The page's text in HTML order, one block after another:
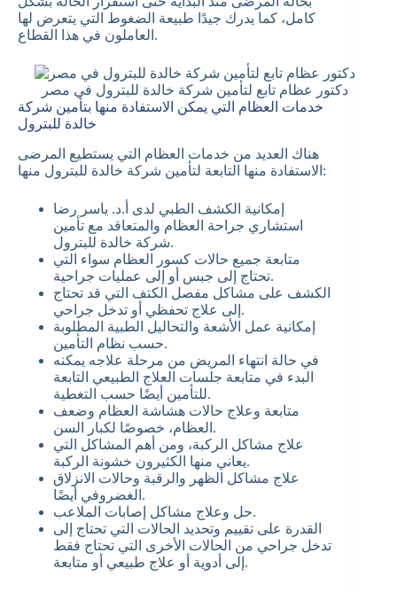
كامل، كما يدرك جيدًا طبيعة الضغوط التي يتعرض لها
العاملون في هذا القطاع.
دكتور عظام تابع لتأمين شركة خالدة للبترول في مصر
خدمات العظام التي يمكن الاستفادة منها بتأمين شركة
خالدة للبترول
هناك العديد من خدمات العظام التي يستطيع المرضى
الاستفادة منها التابعة لتأمين شركة خالدة للبترول منها:
إمكانية الكشف الطبي لدى أ.د. ياسر رضا
استشاري جراحة العظام والمتعاقد مع تأمين
شركة خالدة للبترول.
متابعة جميع حالات كسور العظام سواء التي
تحتاج إلى جبس أو إلى عمليات جراحية.
الكشف على مشاكل مفصل الكتف التي قد تحتاج
إلى علاج تحفظي أو تدخل جراحي.
إمكانية عمل الأشعة والتحاليل الطبية المطلوبة
حسب نظام التأمين.
في حالة انتهاء المريض من مرحلة علاجه يمكنه
البدء في متابعة جلسات العلاج الطبيعي التابعة
للتأمين أيضًا حسب التغطية.
متابعة وعلاج حالات هشاشة العظام وضعف
العظام، خصوصًا لكبار السن.
علاج مشاكل الركبة، ومن أهم المشاكل التي
يعاني منها الكثيرون خشونة الركبة.
علاج مشاكل الظهر والرقبة وحالات الانزلاق
الغضروفي أيضًا.
حل وعلاج مشاكل إصابات الملاعب.
القدرة على تقييم وتحديد الحالات التي تحتاج إلى
تدخل جراحي من الحالات الأخرى التي تحتاج فقط
إلى أدوية أو علاج طبيعي أو متابعة.